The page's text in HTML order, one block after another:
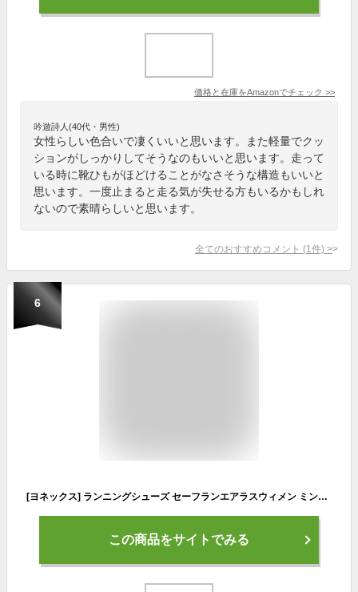
価格と在庫をAmazonでチェック >>
吟遊詩人(40代・男性)
女性らしい色合いで凄くいいと思います。また軽量でクッ
ションがしっかりしてそうなのもいいと思います。走って
いる時に靴ひもがほどけることがなさそうな構造もいいと
思います。一度止まると走る気が失せる方もいるかもしれ
ないので素晴らしいと思います。
全てのおすすめコメント (1 件) >
6
[ヨネックス] ランニングシューズ セーフランエアラスウィメン ミントグリーン (131) 23.0 cm
この商品をサイトでみる